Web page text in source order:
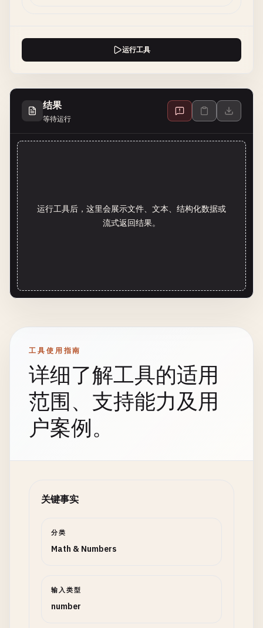
运行工具
结果
等待运行
运行工具后，这里会展示文件、文本、结构化数据或
流式返回结果。
工具使用指南
详细了解工具的适用
范围、支持能力及用
户案例。
关键事实
分类
Math & Numbers
输入类型
number